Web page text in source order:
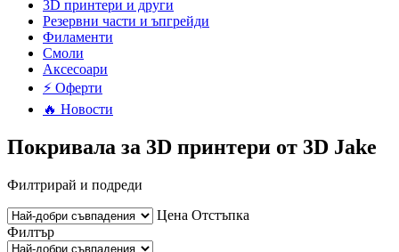
3D принтери и други
Резервни части и ъпгрейди
Филаменти
Смоли
Аксесоари
⚡ Оферти
🔥 Новости
Покривала за 3D принтери от 3D Jake
Филтрирай и подреди
Цена Отстъпка
Филтър